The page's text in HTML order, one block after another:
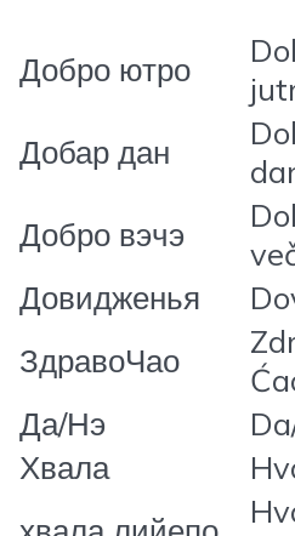
Добро ютро
Добар дан
Добро вэчэ
Довидженья
ЗдравоЧао
Да/Нэ
Хвала